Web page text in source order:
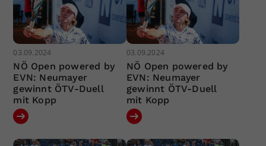
03.09.2024
NÖ Open powered by
EVN: Neumayer
gewinnt ÖTV-Duell
mit Kopp
03.09.2024
NÖ Open powered by
EVN: Neumayer
gewinnt ÖTV-Duell
mit Kopp